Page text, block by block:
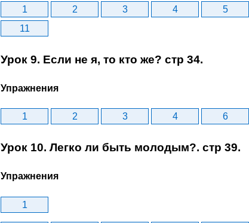
1 2 3 4 5
11
Урок 9. Если не я, то кто же? стр 34.
Упражнения
1 2 3 4 6
Урок 10. Легко ли быть молодым?. стр 39.
Упражнения
1